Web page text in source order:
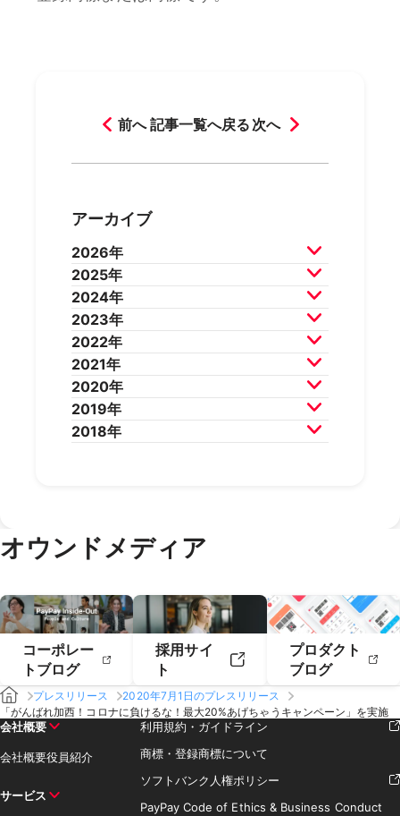
前へ 記事一覧へ戻る 次へ
アーカイブ
2026年
2026年7月 2026年6月
2026年5月 2026年4月
2026年3月 2026年2月
2025年
2025年12月2025年11月
2025年10月2025年9月
2025年8月 2025年7月
2025年6月
2025年4月
2025年2月
2024年
2024年12月2024年11月
2024年10月2024年9月
2024年8月 2024年7月
2024年6月
2024年4月
2024年2月
2023年
2023年12月2023年11月
2023年10月2023年9月
2023年8月 2023年7月
2023年6月
2023年4月
2022年
2022年12月2022年11月
2022年10月2022年9月
2022年8月 2022年7月
2022年6月
2021年
2021年12月2021年11月
2021年10月2021年9月
2021年8月 2021年7月
2020年
2020年12月2020年11月
2020年10月2020年9月
2019年
2019年12月2019年11月
2019年2月
2019年1月
2018年
オウンドメディア
コーポレー
トブログ
採用サイ
ト
プロダクト
ブログ
プレスリリース
2020年7月1日のプレスリリース
「がんばれ加西！コロナに負けるな！最大20%あげちゃうキャンペーン」を実施
会社概要
会社概要役員紹介
サービス
利用規約・ガイドライン
商標・登録商標について
ソフトバンク人権ポリシー
PayPay Code of Ethics & Business Conduct